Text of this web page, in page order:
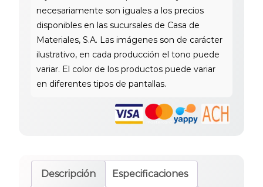
Descripción Especificaciones